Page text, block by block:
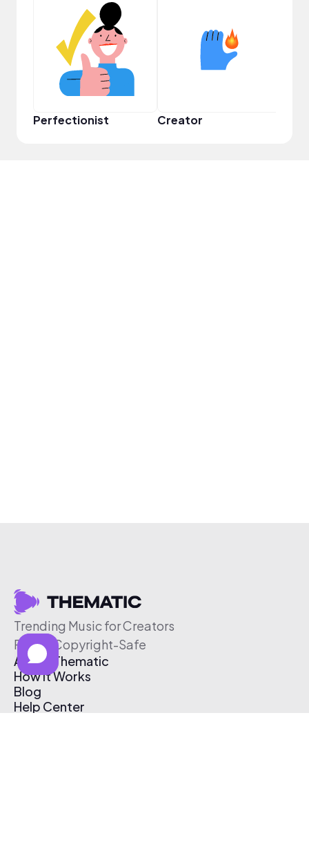
Perfectionist Creator
Trending Music for Creators
Free & Copyright-Safe
About Thematic
How It Works
Blog
Help Center